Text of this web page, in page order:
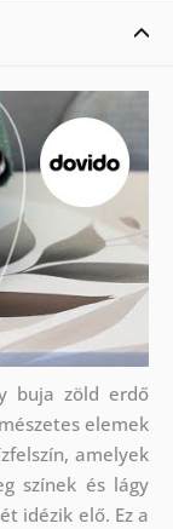
buja zöld erdő
elemek
amelyek
színek és lágy
idézik elő. Ez a